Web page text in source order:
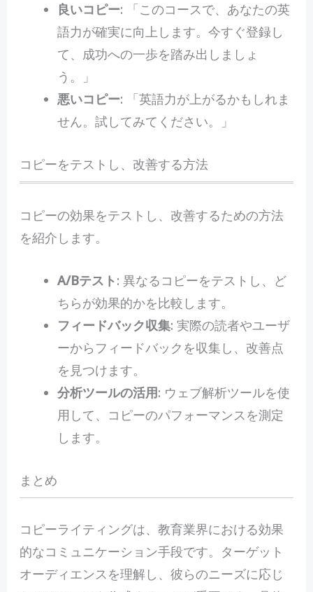
良いコピー: 「このコースで、あなたの英
語力が確実に向上します。今すぐ登録し
て、成功への一歩を踏み出しましょ
う。」
悪いコピー: 「英語力が上がるかもしれま
せん。試してみてください。」
コピーをテストし、改善する方法
コピーの効果をテストし、改善するための方法
を紹介します。
A/Bテスト: 異なるコピーをテストし、ど
ちらが効果的かを比較します。
フィードバック収集: 実際の読者やユーザ
ーからフィードバックを収集し、改善点
を見つけます。
分析ツールの活用: ウェブ解析ツールを使
用して、コピーのパフォーマンスを測定
します。
まとめ
コピーライティングは、教育業界における効果
的なコミュニケーション手段です。ターゲット
オーディエンスを理解し、彼らのニーズに応じ